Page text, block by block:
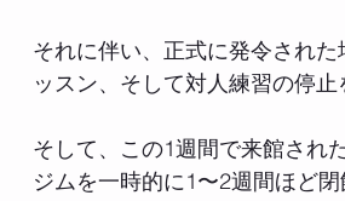
それに伴い、正式に発令され
ッスン、そして対人練習の停止
そして、この1週間で来館され
ジムを一時的に1〜2週間ほど